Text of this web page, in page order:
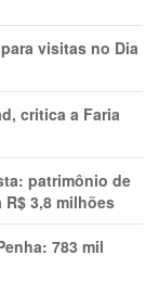
visitas no Dia
critica a Faria
patrimônio de
R$ 3,8 milhões
783 mil